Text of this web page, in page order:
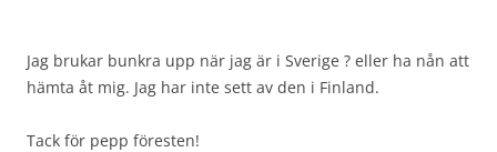
Jag brukar bunkra upp när jag är i Sverige ? eller ha nån att
hämta åt mig. Jag har inte sett av den i Finland.
Tack för pepp föresten!